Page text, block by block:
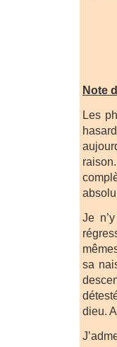
Note
Les
Je
sa
dieu.